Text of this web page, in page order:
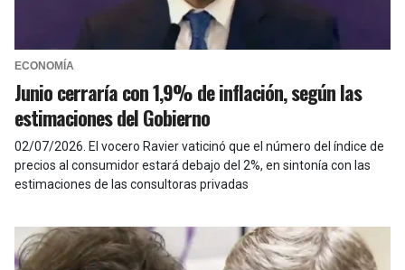
ECONOMÍA
Junio cerraría con 1,9% de inflación, según las
estimaciones del Gobierno
02/07/2026 El vocero Ravier vaticinó que el número del índice de
precios al consumidor estará debajo del 2%, en sintonía con las
estimaciones de las consultoras privadas